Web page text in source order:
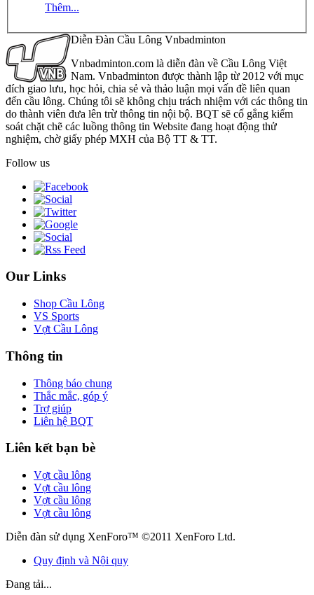
Thêm...
Diễn Đàn Cầu Lông Vnbadminton
Vnbadminton.com là diễn đàn về Cầu Lông Việt
Nam. Vnbadminton được thành lập từ 2012 với mục
đích giao lưu, học hỏi, chia sẻ và thảo luận mọi vấn đề liên quan
đến cầu lông. Chúng tôi sẽ không chịu trách nhiệm với các thông tin
do thành viên đưa lên trừ thông tin nội bộ. BQT sẽ cố gắng kiểm
soát chặt chẽ các luồng thông tin Website đang hoạt động thử
nghiệm, chờ giấy phép MXH của Bộ TT & TT.
Follow us
Our Links
Shop Cầu Lông
VS Sports
Vợt Cầu Lông
Thông tin
Thông báo chung
Thắc mắc, góp ý
Trợ giúp
Liên hệ BQT
Liên kết bạn bè
Vợt cầu lông
Vợt cầu lông
Vợt cầu lông
Vợt cầu lông
Diễn đàn sử dụng XenForo™ ©2011 XenForo Ltd.
Quy định và Nội quy
Đang tải...